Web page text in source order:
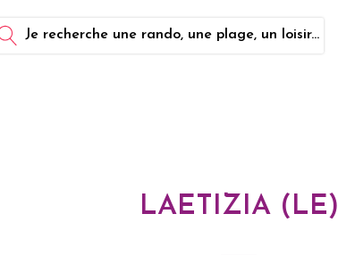
Je recherche une rando, une plage, un loisir...
LAETIZIA (LE)